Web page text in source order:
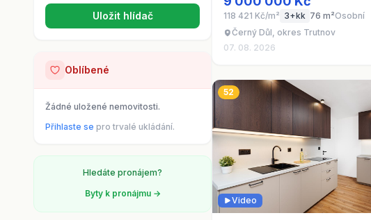
Uložit hlídač
Oblíbené
Žádné uložené nemovitosti.
Přihlaste se pro trvalé ukládání.
Hledáte pronájem?
Byty k pronájmu →
118 421 Kč/m² 3+kk 76 m²Osobní
Černý Důl, okres Trutnov
07. 08. 2026
52
Video